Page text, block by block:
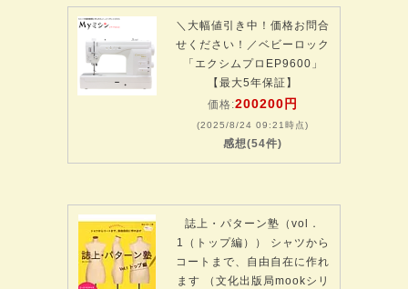
＼大幅値引き中！価格お問合
せください！／ベビーロック
「エクシムプロEP9600」
【最大5年保証】
価格:200200円
(2025/8/24 09:21時点)
感想(54件)
誌上・パターン塾（vol．
1（トップ編）） シャツから
コートまで、自由自在に作れ
ます （文化出版局mookシリ